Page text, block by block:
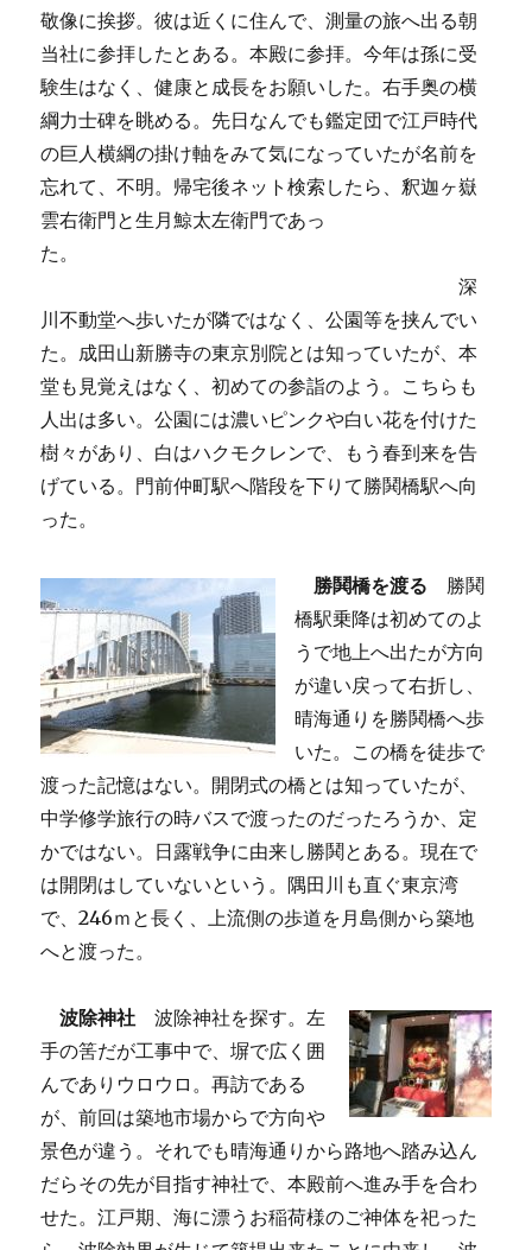
敬像に挨拶。彼は近くに住んで、測量の旅へ出る朝
当社に参拝したとある。本殿に参拝。今年は孫に受
験生はなく、健康と成長をお願いした。右手奥の横
綱力士碑を眺める。先日なんでも鑑定団で江戸時代
の巨人横綱の掛け軸をみて気になっていたが名前を
忘れて、不明。帰宅後ネット検索したら、釈迦ヶ嶽
雲右衛門と生月鯨太左衛門であっ
た。
深
川不動堂へ歩いたが隣ではなく、公園等を挟んでい
た。成田山新勝寺の東京別院とは知っていたが、本
堂も見覚えはなく、初めての参詣のよう。こちらも
人出は多い。公園には濃いピンクや白い花を付けた
樹々があり、白はハクモクレンで、もう春到来を告
げている。門前仲町駅へ階段を下りて勝鬨橋駅へ向
った。
勝鬨橋を渡る 勝鬨
橋駅乗降は初めてのよ
うで地上へ出たが方向
が違い戻って右折し、
晴海通りを勝鬨橋へ歩
いた。この橋を徒歩で
渡った記憶はない。開閉式の橋とは知っていたが、
中学修学旅行の時バスで渡ったのだったろうか、定
かではない。日露戦争に由来し勝鬨とある。現在で
は開閉はしていないという。隅田川も直ぐ東京湾
で、246ｍと長く、上流側の歩道を月島側から築地
へと渡った。
波除神社 波除神社を探す。左
手の筈だが工事中で、塀で広く囲
んでありウロウロ。再訪である
が、前回は築地市場からで方向や
景色が違う。それでも晴海通りから路地へ踏み込ん
だらその先が目指す神社で、本殿前へ進み手を合わ
せた。江戸期、海に漂うお稲荷様のご神体を祀った